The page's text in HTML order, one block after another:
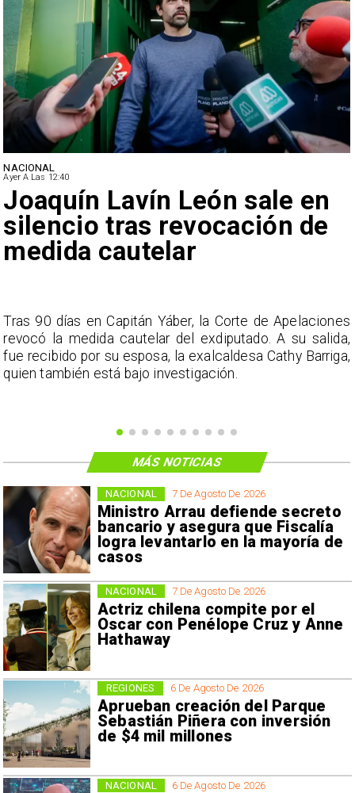
NACIONAL
Ayer A Las 12:40
Joaquín Lavín León sale en
silencio tras revocación de
medida cautelar
Tras 90 días en Capitán Yáber, la Corte de Apelaciones
revocó la medida cautelar del exdiputado. A su salida,
fue recibido por su esposa, la exalcaldesa Cathy Barriga,
quien también está bajo investigación.
7 De Agosto De 2026
Ministro Arrau defiende secreto
bancario y asegura que Fiscalía
logra levantarlo en la mayoría de
casos
NACIONAL
7 De Agosto De 2026
Actriz chilena compite por el
Oscar con Penélope Cruz y Anne
Hathaway
NACIONAL
6 De Agosto De 2026
Aprueban creación del Parque
Sebastián Piñera con inversión
de $4 mil millones
REGIONES
6 De Agosto De 2026
NACIONAL
MÁS NOTICIAS